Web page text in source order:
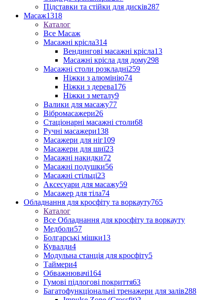
Підставки та стійки для дисків287
Масаж1318
Каталог
Все Масаж
Масажні крісла314
Вендингові масажні крісла13
Масажні крісла для дому298
Масажні столи розкладні259
Ніжки з алюмінію74
Ніжки з дерева176
Ніжки з металу9
Валики для масажу77
Вібромасажери26
Стаціонарні масажні столи68
Ручні масажери138
Масажери для ніг109
Масажери для шиї23
Масажні накидки72
Масажні подушки56
Масажні стільці23
Аксесуари для масажу59
Масажер для тіла74
Обладнання для кросфіту та воркауту765
Каталог
Все Обладнання для кросфіту та воркауту
Медболи57
Болгарські мішки13
Кувалди4
Модульна станція для кросфіту5
Таймери4
Обважнювачі164
Гумові підлогові покриття63
Багатофункціональні тренажери для залів288